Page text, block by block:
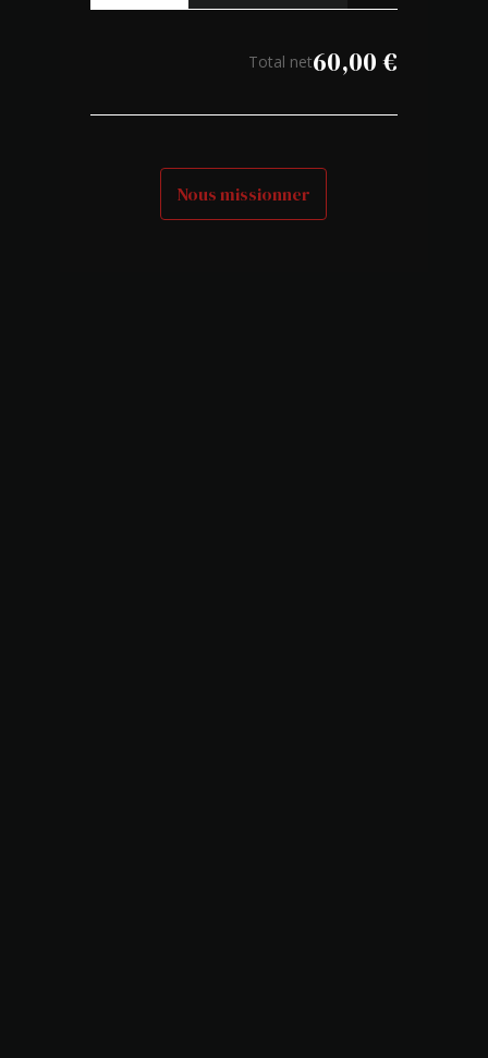
Total net60,00€
Nous missionner